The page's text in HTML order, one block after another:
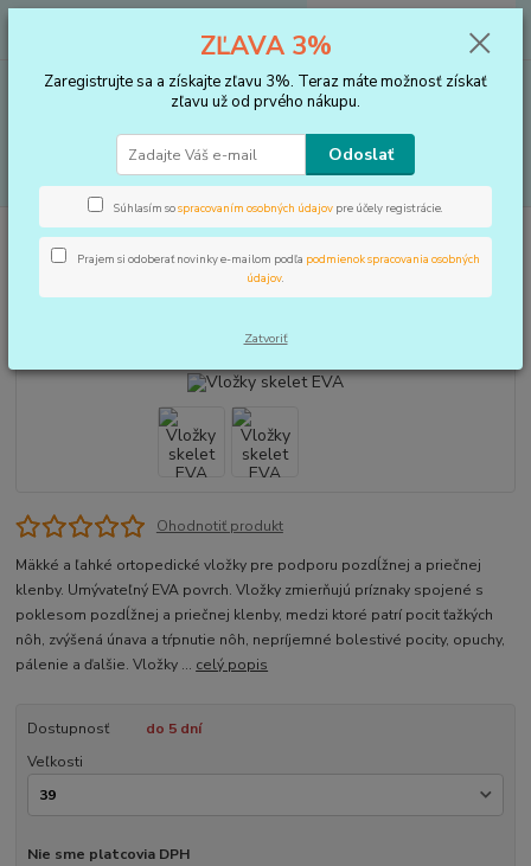
za0 €
Úvod VLOŽKY DO TOPÁNOK, KOREKTORY Vložky Vložky skelet EVA
Vložky skelet EVA
Ohodnotiť produkt
Mäkké a ľahké ortopedické vložky pre podporu pozdĺžnej a priečnej
klenby. Umývateľný EVA povrch. Vložky zmierňujú príznaky spojené s
poklesom pozdĺžnej a priečnej klenby, medzi ktoré patrí pocit ťažkých
nôh, zvýšená únava a tŕpnutie nôh, nepríjemné bolestivé pocity, opuchy,
pálenie a ďalšie. Vložky ... celý popis
Dostupnosť
do 5 dní
Veľkosti
Nie sme platcovia DPH
ZĽAVA 3%
Zaregistrujte sa a získajte zľavu 3%. Teraz máte možnosť získať
zľavu už od prvého nákupu.
Odoslať
Súhlasím sospracovaním osobných údajov pre účely registrácie.
Prajem si odoberať novinky e-mailom podľa podmienok spracovania osobných
údajov.
Zatvoriť